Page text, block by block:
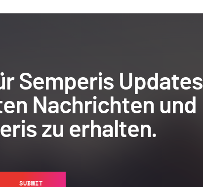
Semperis Updates
Nachrichten und
zu erhalten.
SUBMIT